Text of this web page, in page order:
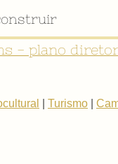
- plano
Turismo